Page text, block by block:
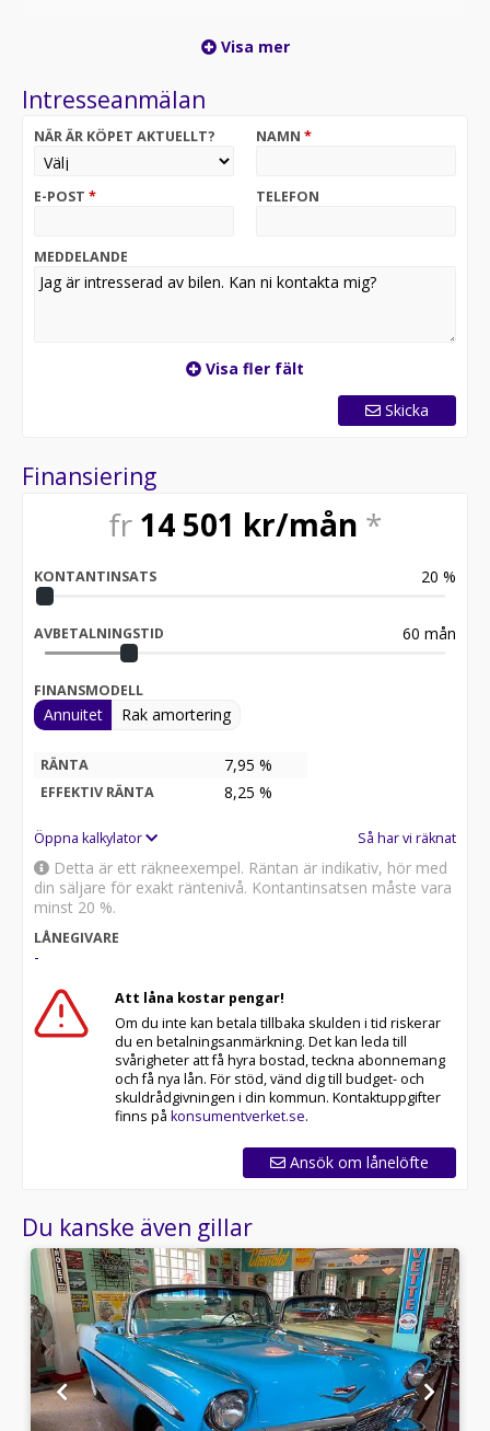
Visa mer
Intresseanmälan
NÄR ÄR KÖPET AKTUELLT? NAMN *
E-POST * TELEFON
MEDDELANDE
Visa fler fält
Skicka
Finansiering
fr 14 501 kr/mån *
KONTANTINSATS 20 %
AVBETALNINGSTID 60 mån
FINANSMODELL
Annuitet Rak amortering
RÄNTA 7,95 %
EFFEKTIV RÄNTA 8,25 %
Öppna kalkylator Så har vi räknat
Detta är ett räkneexempel. Räntan är indikativ, hör med
din säljare för exakt räntenivå. Kontantinsatsen måste vara
minst 20 %.
LÅNEGIVARE
-
Att låna kostar pengar!
Om du inte kan betala tillbaka skulden i tid riskerar
du en betalningsanmärkning. Det kan leda till
svårigheter att få hyra bostad, teckna abonnemang
och få nya lån. För stöd, vänd dig till budget- och
skuldrådgivningen i din kommun. Kontaktuppgifter
finns på konsumentverket.se.
Ansök om lånelöfte
Du kanske även gillar